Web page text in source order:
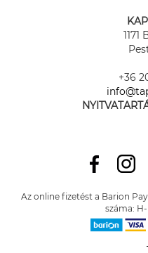
1171
+36
Az online fizetést a Barion
száma: